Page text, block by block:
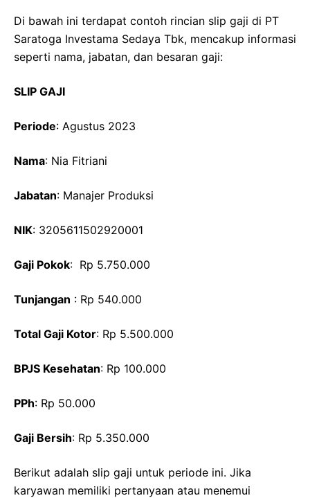
Di bawah ini terdapat contoh rincian slip gaji di PT
Saratoga Investama Sedaya Tbk, mencakup informasi
seperti nama, jabatan, dan besaran gaji:
SLIP GAJI
Periode: Agustus 2023
Nama: Nia Fitriani
Jabatan: Manajer Produksi
NIK: 3205611502920001
Gaji Pokok: Rp 5.750.000
Tunjangan : Rp 540.000
Total Gaji Kotor: Rp 5.500.000
BPJS Kesehatan: Rp 100.000
PPh: Rp 50.000
Gaji Bersih: Rp 5.350.000
Berikut adalah slip gaji untuk periode ini. Jika
karyawan memiliki pertanyaan atau menemui